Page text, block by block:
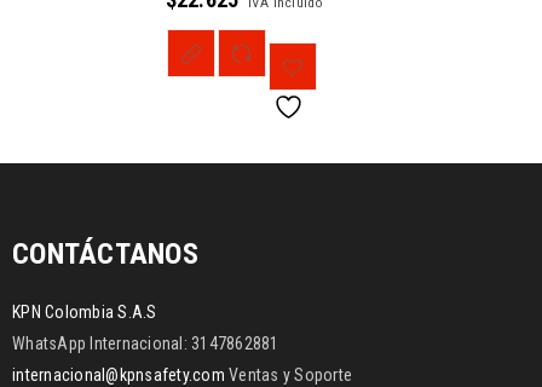
CONTÁCTANOS
KPN Colombia S.A.S
WhatsApp Internacional: 3147862881
internacional@kpnsafety.com Ventas y Soporte